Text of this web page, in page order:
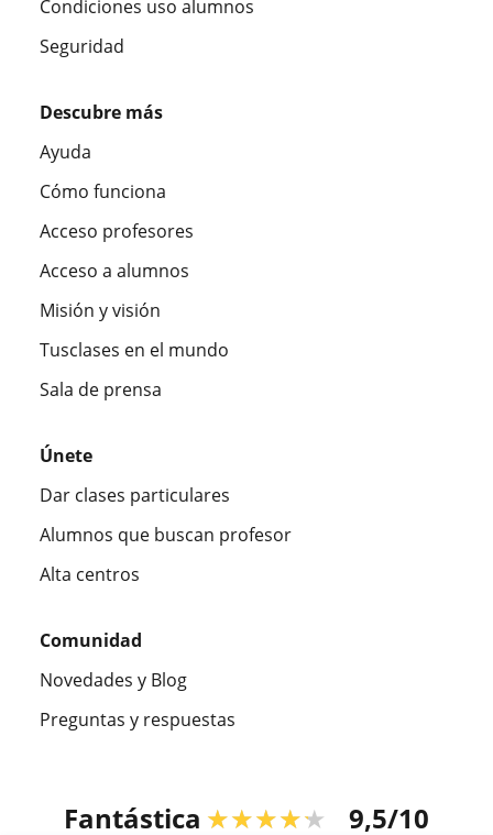
Condiciones uso alumnos
Seguridad
Descubre más
Ayuda
Cómo funciona
Acceso profesores
Acceso a alumnos
Misión y visión
Tusclases en el mundo
Sala de prensa
Únete
Dar clases particulares
Alumnos que buscan profesor
Alta centros
Comunidad
Novedades y Blog
Preguntas y respuestas
Fantástica ★★★★★ 9,5/10